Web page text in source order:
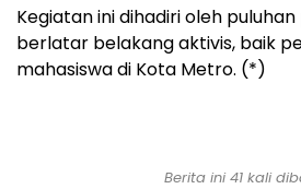
Kegiatan ini dihadiri oleh
berlatar belakang aktivis, baik
mahasiswa di Kota Metro. (*)
Berita ini 41 kali